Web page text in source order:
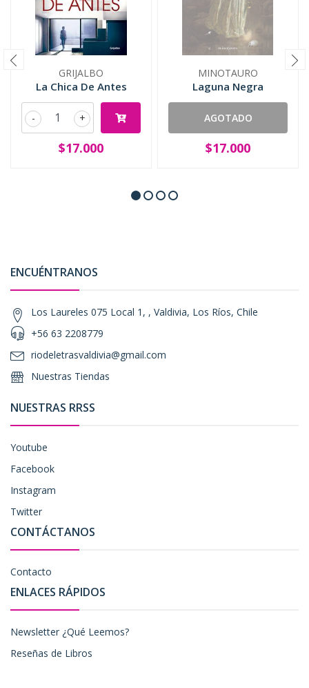
GRIJALBO
La Chica De Antes
+
-
$17.000
MINOTAURO
Laguna Negra
AGOTADO
$17.000
ENCUÉNTRANOS
Los Laureles 075 Local 1, , Valdivia, Los Ríos, Chile
+56 63 2208779
riodeletrasvaldivia@gmail.com
Nuestras Tiendas
NUESTRAS RRSS
Youtube
Facebook
Instagram
Twitter
CONTÁCTANOS
Contacto
ENLACES RÁPIDOS
Newsletter ¿Qué Leemos?
Reseñas de Libros